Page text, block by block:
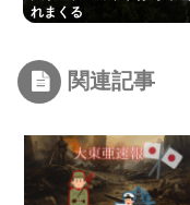
れまくる
関連記事